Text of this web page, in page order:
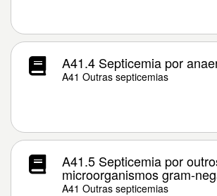
A41.4 Septicemia por
A41 Outras septicemias
A41.5 Septicemia por
microorganismos gram-
A41 Outras septicemias